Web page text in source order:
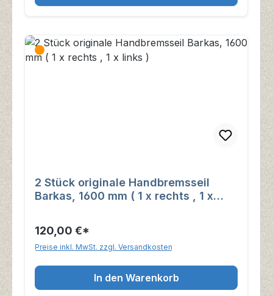
2 Stück originale Handbremsseil
Barkas, 1600 mm ( 1 x rechts , 1 x
120,00 €*
Preise inkl. MwSt. zzgl. Versandkosten
In den Warenkorb